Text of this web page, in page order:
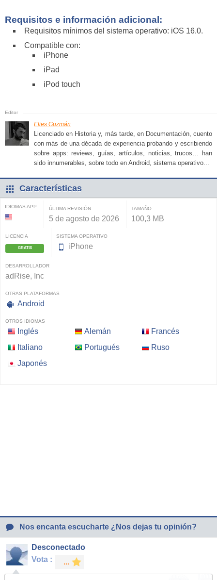
Requisitos e información adicional:
Requisitos mínimos del sistema operativo: iOS 16.0.
Compatible con:
iPhone
iPad
iPod touch
Elies Guzmán
Licenciado en Historia y, más tarde, en Documentación, cuento
con más de una década de experiencia probando y escribiendo
sobre apps: reviews, guías, artículos, noticias, trucos… han
sido innumerables, sobre todo en Android, sistema operativo...
Características
IDIOMAS APP ÚLTIMA REVISIÓN
5 de agosto de 2026
TAMAÑO
100,3 MB
LICENCIA
GRATIS
SISTEMA OPERATIVO
iPhone
DESARROLLADOR
adRise, Inc
OTRAS PLATAFORMAS
Android
OTROS IDIOMAS
Inglés Alemán
Francés
Italiano
Portugués
Ruso
Japonés
Nos encanta escucharte ¿Nos dejas tu opinión?
Desconectado
Vota :